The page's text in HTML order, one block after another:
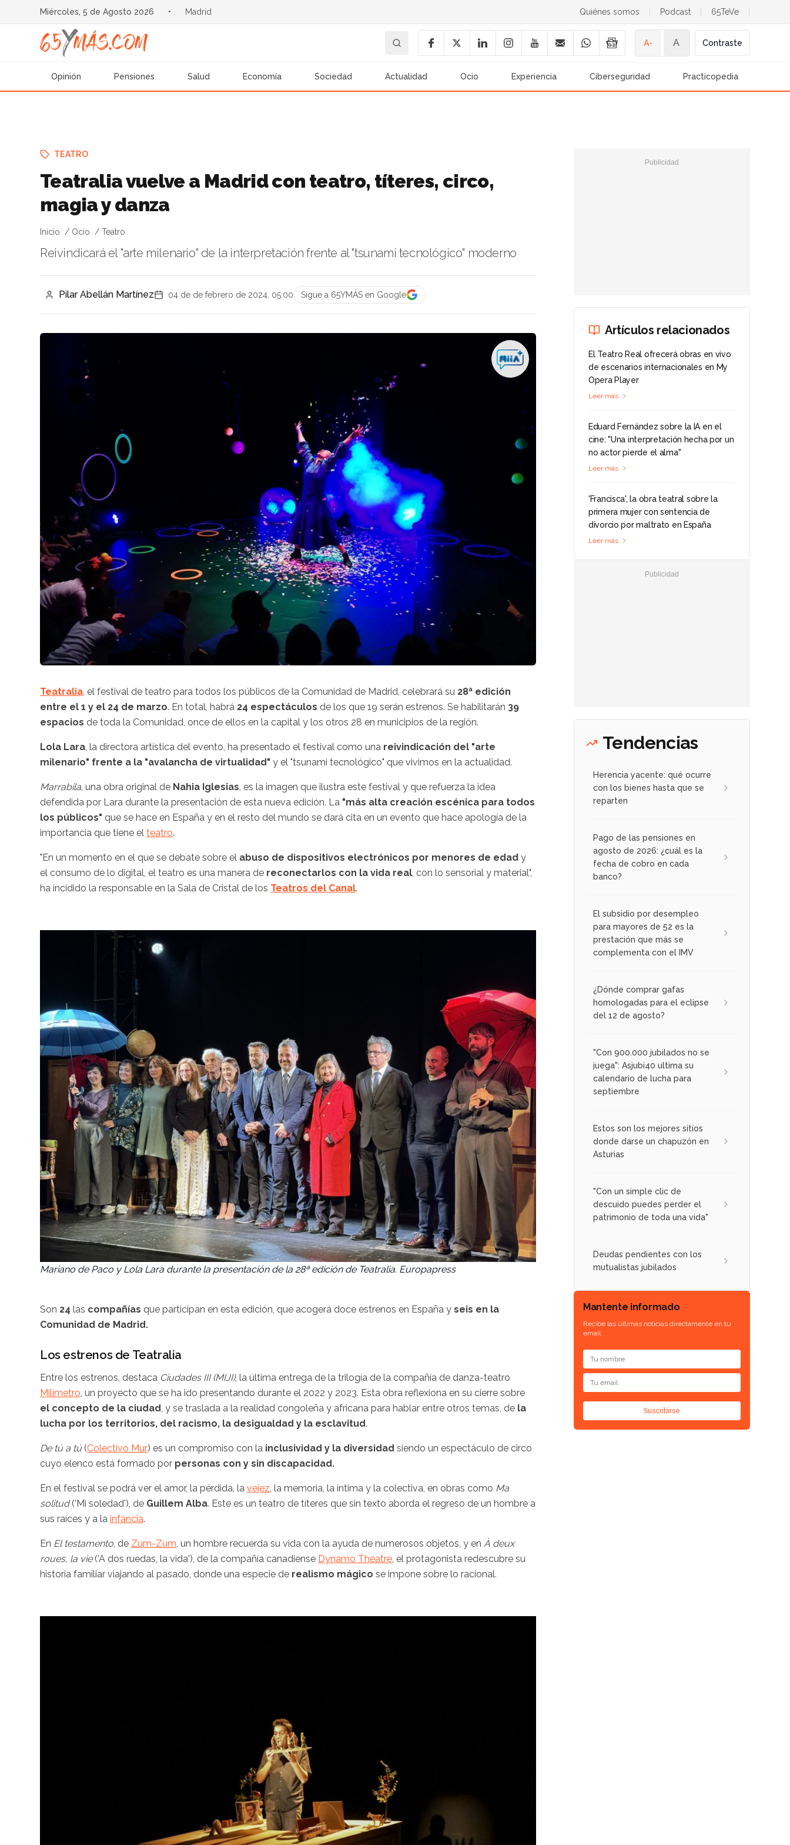
Miércoles, 5 de Agosto 2026 • Madrid Quiénes somos Podcast 65TeVe
A- A Contraste
Opinión Pensiones Salud Economía Sociedad Actualidad Ocio Experiencia Ciberseguridad Practicopedia
TEATRO
Teatralia vuelve a Madrid con teatro, títeres, circo,
magia y danza
Inicio Ocio Teatro
Reivindicará el "arte milenario" de la interpretación frente al "tsunami tecnológico" moderno
Pilar Abellán Martínez 04 de de febrero de 2024, 05:00 Sigue a 65YMÁS en Google
Teatralia , el festival de teatro para todos los públicos de la Comunidad de Madrid, celebrará su 28ª edición
entre el 1 y el 24 de marzo. En total, habrá 24 espectáculos de los que 19 serán estrenos. Se habilitarán 39
espacios de toda la Comunidad, once de ellos en la capital y los otros 28 en municipios de la región.
Lola Lara , la directora artística del evento, ha presentado el festival como una reivindicación del "arte
milenario" frente a la "avalancha de virtualidad" y el "tsunami tecnológico" que vivimos en la actualidad.
Marrabila , una obra original de Nahia Iglesias , es la imagen que ilustra este festival y que refuerza la idea
defendida por Lara durante la presentación de esta nueva edición. La "más alta creación escénica para todos
los públicos" que se hace en España y en el resto del mundo se dará cita en un evento que hace apología de la
importancia que tiene el teatro.
"En un momento en el que se debate sobre el abuso de dispositivos electrónicos por menores de edad y
el consumo de lo digital, el teatro es una manera de reconectarlos con la vida real , con lo sensorial y material",
ha incidido la responsable en la Sala de Cristal de los Teatros del Canal.
Mariano de Paco y Lola Lara durante la presentación de la 28ª edición de Teatralia. Europapress
Son 24 las compañías que participan en esta edición, que acogerá doce estrenos en España y seis en la
Comunidad de Madrid.
Los estrenos de Teatralia
Entre los estrenos, destaca Ciudades III (MIJI), la última entrega de la trilogía de la compañía de danza-teatro
Milímetro, un proyecto que se ha ido presentando durante el 2022 y 2023. Esta obra reflexiona en su cierre sobre
el concepto de la ciudad, y se traslada a la realidad congoleña y africana para hablar entre otros temas, de la
lucha por los territorios, del racismo, la desigualdad y la esclavitud.
De tú a tú (Colectivo Mur) es un compromiso con la inclusividad y la diversidad siendo un espectáculo de circo
cuyo elenco está formado por personas con y sin discapacidad.
En el festival se podrá ver el amor, la pérdida, la vejez, la memoria, la íntima y la colectiva, en obras como Ma
solitud ('Mi soledad'), de Guillem Alba. Este es un teatro de títeres que sin texto aborda el regreso de un hombre a
sus raíces y a la infancia.
En El testamento, de Zum-Zum, un hombre recuerda su vida con la ayuda de numerosos objetos, y en À deux
roues, la vie('A dos ruedas, la vida'), de la compañía canadiense Dynamo Théatre, el protagonista redescubre su
historia familiar viajando al pasado, donde una especie de realismo mágico se impone sobre lo racional.
Artículos relacionados
El Teatro Real ofrecerá obras en vivo
de escenarios internacionales en My
Opera Player
Leer más
Eduard Fernández sobre la IA en el
cine: "Una interpretación hecha por un
no actor pierde el alma"
Leer más
'Francisca', la obra teatral sobre la
primera mujer con sentencia de
divorcio por maltrato en España
Leer más
Tendencias
Herencia yacente: qué ocurre
con los bienes hasta que se
reparten
Pago de las pensiones en
agosto de 2026: ¿cuál es la
fecha de cobro en cada
banco?
El subsidio por desempleo
para mayores de 52 es la
prestación que más se
complementa con el IMV
¿Dónde comprar gafas
homologadas para el eclipse
del 12 de agosto?
"Con 900.000 jubilados no se
juega": Asjubi40 ultima su
calendario de lucha para
septiembre
Estos son los mejores sitios
donde darse un chapuzón en
Asturias
"Con un simple clic de
descuido puedes perder el
patrimonio de toda una vida"
Deudas pendientes con los
mutualistas jubilados
Mantente informado
Recibe las últimas noticias directamente en tu
email.
Suscribirse